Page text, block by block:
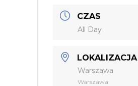
CZAS
All Day
LOKALIZACJA
Warszawa
Warszawa